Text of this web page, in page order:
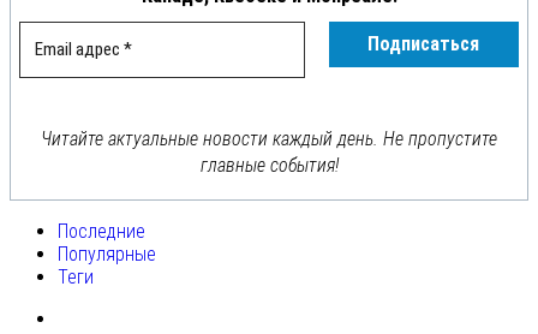
Читайте актуальные новости каждый день. Не пропустите
главные события!
Последние
Популярные
Теги